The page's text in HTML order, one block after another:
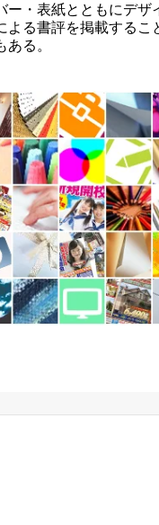
ー・表紙とともにデザ
よる書評を掲載するこ
る。